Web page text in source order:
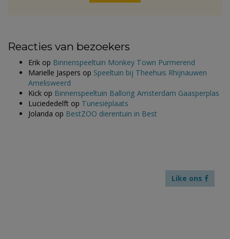
Reacties van bezoekers
Erik op Binnenspeeltuin Monkey Town Purmerend
Marielle Jaspers op Speeltuin bij Theehuis Rhijnauwen
Amelisweerd
Kick op Binnenspeeltuin Ballorig Amsterdam Gaasperplas
Luciededelft op Tunesiëplaats
Jolanda op BestZOO dierentuin in Best
Like ons